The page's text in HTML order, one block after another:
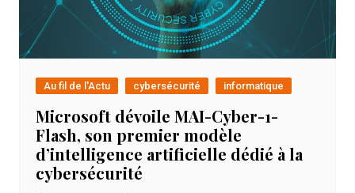
Au fil de l'Actu cybersécurité informatique
Microsoft dévoile MAI-Cyber-1-
Flash, son premier modèle
d’intelligence artificielle dédié à la
cybersécurité